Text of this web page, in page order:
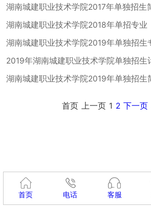
湖南城建职业技术学院2017年单独招生
湖南城建职业技术学院2018年单招专业
湖南城建职业技术学院2019年单独招生
2019年湖南城建职业技术学院单独招生
湖南城建职业技术学院2019年单独招生
首页 上一页 1 2 下一页
首页 电话 客服